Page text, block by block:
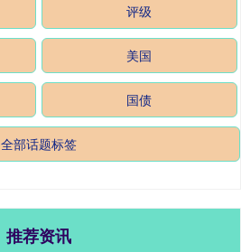
评级
美国
国债
全部话题标签
推荐资讯